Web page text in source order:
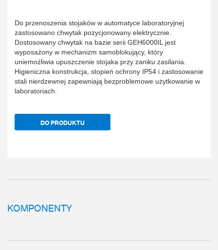
Do przenoszenia stojaków w automatyce laboratoryjnej
zastosowano chwytak pozycjonowany elektrycznie.
Dostosowany chwytak na bazie serii GEH6000IL jest
wyposażony w mechanizm samoblokujący, który
uniemożliwia upuszczenie stojaka przy zaniku zasilania.
Higieniczna konstrukcja, stopień ochrony IP54 i zastosowanie
stali nierdzewnej zapewniają bezproblemowe użytkowanie w
laboratoriach.
DO PRODUKTU
KOMPONENTY